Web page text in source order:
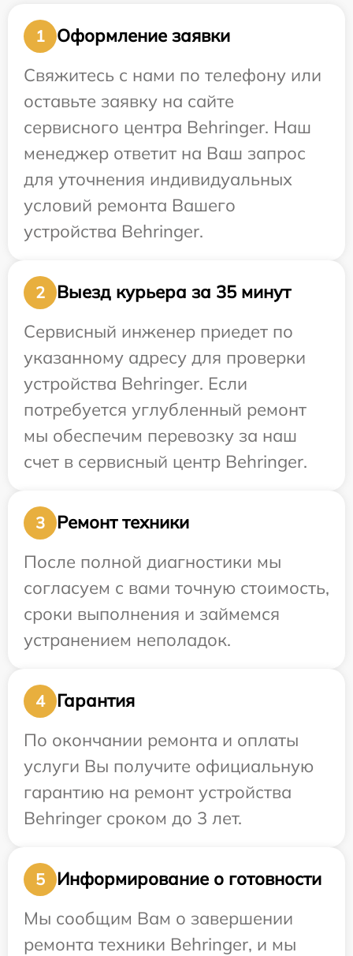
1
Оформление заявки
Свяжитесь с нами по телефону или
оставьте заявку на сайте
сервисного центра Behringer. Наш
менеджер ответит на Ваш запрос
для уточнения индивидуальных
условий ремонта Вашего
устройства Behringer.
2
Выезд курьера за 35 минут
Сервисный инженер приедет по
указанному адресу для проверки
устройства Behringer. Если
потребуется углубленный ремонт
мы обеспечим перевозку за наш
счет в сервисный центр Behringer.
3
Ремонт техники
После полной диагностики мы
согласуем с вами точную стоимость,
сроки выполнения и займемся
устранением неполадок.
4
Гарантия
По окончании ремонта и оплаты
услуги Вы получите официальную
гарантию на ремонт устройства
Behringer сроком до 3 лет.
5
Информирование о готовности
Мы сообщим Вам о завершении
ремонта техники Behringer, и мы